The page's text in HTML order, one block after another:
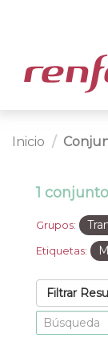
Inicio
1
Grupos:
Etiquetas:
Filtrar